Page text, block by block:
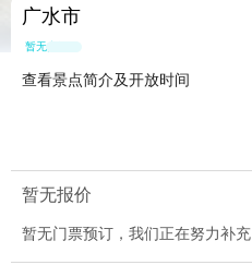
广水市
暂无点评
查看景点简介及开放时间
暂无报价
暂无门票预订，我们正在努力补充